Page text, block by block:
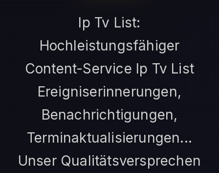
Ip Tv List:
Hochleistungsfähiger
Content-Service Ip Tv List
Ereigniserinnerungen,
Benachrichtigungen,
Terminaktualisierungen...
Unser Qualitätsversprechen